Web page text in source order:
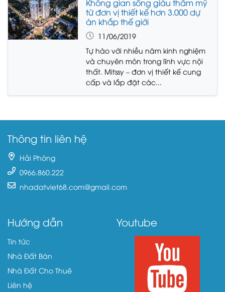
Không gian sống giàu thẩm mỹ
từ đơn vị thiết kế hơn 3.000 dự
án khắp thế giới
11/06/2019
Tự hào với nhiều năm kinh nghiệm
và chuyên môn trong lĩnh vực nội
thất. Mitssy – đơn vị thiết kế cung
cấp và lắp đặt các...
Thông tin liên hệ
Hải Phòng
0966.860.222
nhadatviet68.com@gmail.com
Hướng dẫn
Tin tức
Nhà Đất Bán
Nhà Đất Cho Thuê
Liên hệ
Youtube